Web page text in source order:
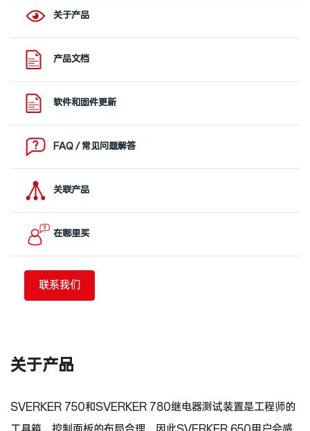
关于产品
产品文档
软件和固件更新
FAQ / 常见问题解答
关联产品
在哪里买
联系我们
关于产品
SVERKER 750和SVERKER 780继电器测试装置是工程师的